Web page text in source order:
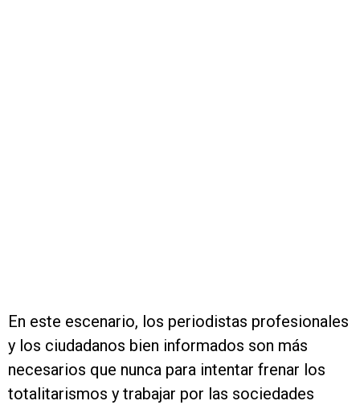
En este escenario, los periodistas profesionales
y los ciudadanos bien informados son más
necesarios que nunca para intentar frenar los
totalitarismos y trabajar por las sociedades